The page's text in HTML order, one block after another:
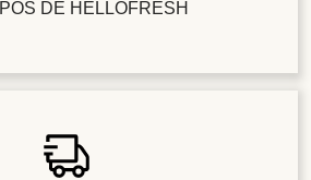
DE HELLOFRESH